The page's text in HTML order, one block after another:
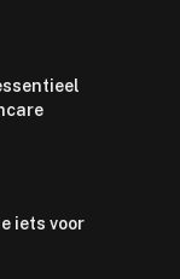
iets voor